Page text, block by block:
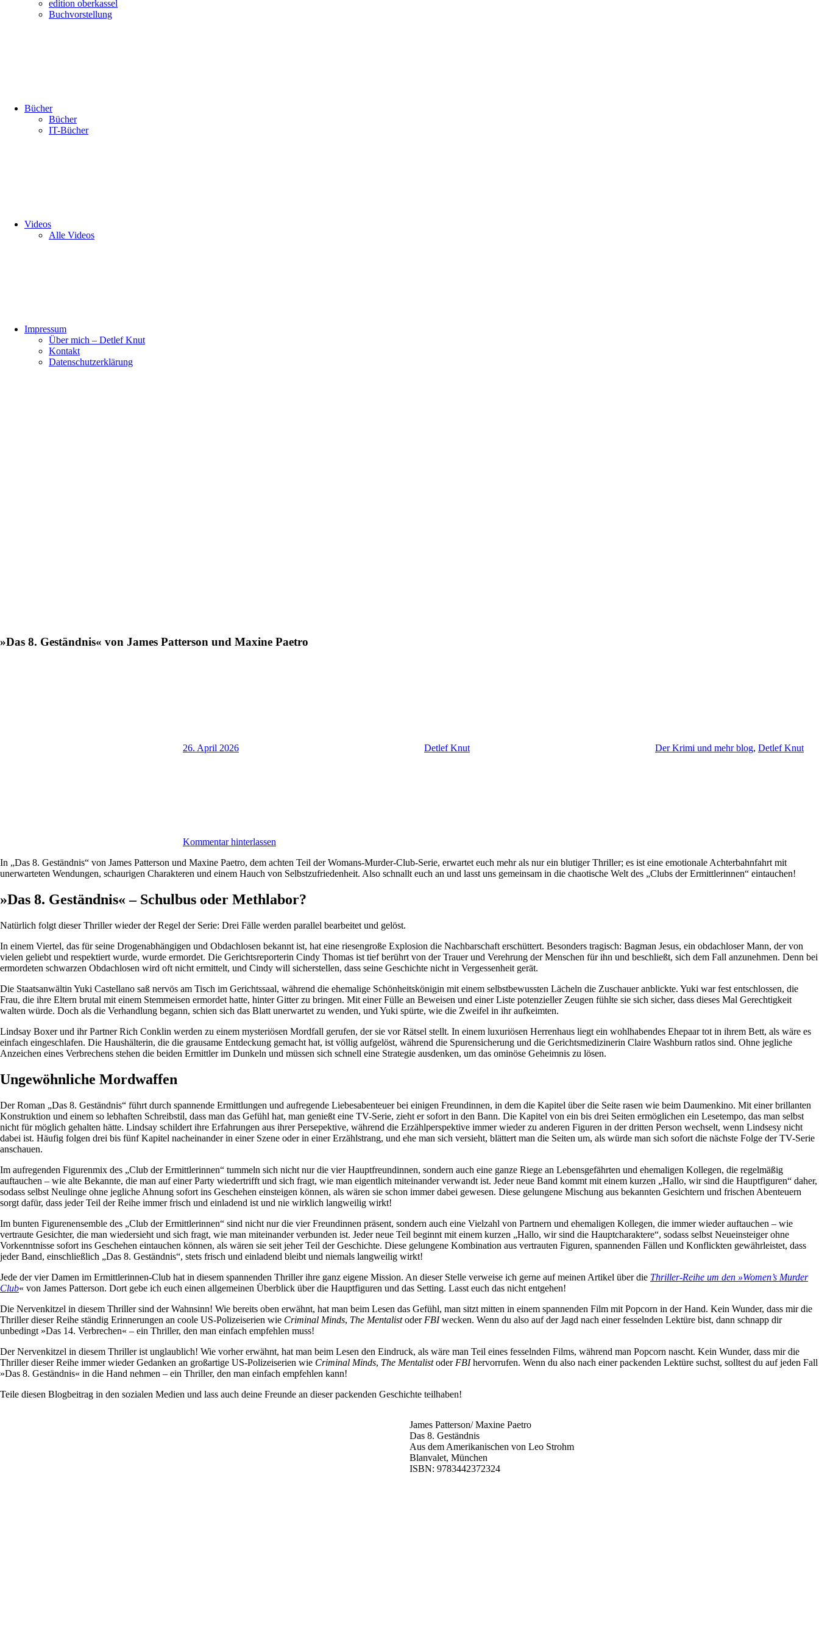
edition oberkassel
Buchvorstellung
Bücher
Bücher
IT-Bücher
Videos
Alle Videos
Impressum
Über mich – Detlef Knut
Kontakt
Datenschutzerklärung
»Das 8. Geständnis« von James Patterson und Maxine Paetro
26. April 2026 Detlef Knut Der Krimi und mehr blog, Detlef Knut
Kommentar hinterlassen
In „Das 8. Geständnis“ von James Patterson und Maxine Paetro, dem achten Teil der Womans-Murder-Club-Serie, erwartet euch mehr als nur ein blutiger Thriller; es ist eine emotionale Achterbahnfahrt mit
unerwarteten Wendungen, schaurigen Charakteren und einem Hauch von Selbstzufriedenheit. Also schnallt euch an und lasst uns gemeinsam in die chaotische Welt des „Clubs der Ermittlerinnen“ eintauchen!
»Das 8. Geständnis« – Schulbus oder Methlabor?
Natürlich folgt dieser Thriller wieder der Regel der Serie: Drei Fälle werden parallel bearbeitet und gelöst.
In einem Viertel, das für seine Drogenabhängigen und Obdachlosen bekannt ist, hat eine riesengroße Explosion die Nachbarschaft erschüttert. Besonders tragisch: Bagman Jesus, ein obdachloser Mann, der von
vielen geliebt und respektiert wurde, wurde ermordet. Die Gerichtsreporterin Cindy Thomas ist tief berührt von der Trauer und Verehrung der Menschen für ihn und beschließt, sich dem Fall anzunehmen. Denn bei
ermordeten schwarzen Obdachlosen wird oft nicht ermittelt, und Cindy will sicherstellen, dass seine Geschichte nicht in Vergessenheit gerät.
Die Staatsanwältin Yuki Castellano saß nervös am Tisch im Gerichtssaal, während die ehemalige Schönheitskönigin mit einem selbstbewussten Lächeln die Zuschauer anblickte. Yuki war fest entschlossen, die
Frau, die ihre Eltern brutal mit einem Stemmeisen ermordet hatte, hinter Gitter zu bringen. Mit einer Fülle an Beweisen und einer Liste potenzieller Zeugen fühlte sie sich sicher, dass dieses Mal Gerechtigkeit
walten würde. Doch als die Verhandlung begann, schien sich das Blatt unerwartet zu wenden, und Yuki spürte, wie die Zweifel in ihr aufkeimten.
Lindsay Boxer und ihr Partner Rich Conklin werden zu einem mysteriösen Mordfall gerufen, der sie vor Rätsel stellt. In einem luxuriösen Herrenhaus liegt ein wohlhabendes Ehepaar tot in ihrem Bett, als wäre es
einfach eingeschlafen. Die Haushälterin, die die grausame Entdeckung gemacht hat, ist völlig aufgelöst, während die Spurensicherung und die Gerichtsmedizinerin Claire Washburn ratlos sind. Ohne jegliche
Anzeichen eines Verbrechens stehen die beiden Ermittler im Dunkeln und müssen sich schnell eine Strategie ausdenken, um das ominöse Geheimnis zu lösen.
Ungewöhnliche Mordwaffen
Der Roman „Das 8. Geständnis“ führt durch spannende Ermittlungen und aufregende Liebesabenteuer bei einigen Freundinnen, in dem die Kapitel über die Seite rasen wie beim Daumenkino. Mit einer brillanten
Konstruktion und einem so lebhaften Schreibstil, dass man das Gefühl hat, man genießt eine TV-Serie, zieht er sofort in den Bann. Die Kapitel von ein bis drei Seiten ermöglichen ein Lesetempo, das man selbst
nicht für möglich gehalten hätte. Lindsay schildert ihre Erfahrungen aus ihrer Persepektive, während die Erzählperspektive immer wieder zu anderen Figuren in der dritten Person wechselt, wenn Lindsesy nicht
dabei ist. Häufig folgen drei bis fünf Kapitel nacheinander in einer Szene oder in einer Erzählstrang, und ehe man sich versieht, blättert man die Seiten um, als würde man sich sofort die nächste Folge der TV-Serie
anschauen.
Im aufregenden Figurenmix des „Club der Ermittlerinnen“ tummeln sich nicht nur die vier Hauptfreundinnen, sondern auch eine ganze Riege an Lebensgefährten und ehemaligen Kollegen, die regelmäßig
auftauchen – wie alte Bekannte, die man auf einer Party wiedertrifft und sich fragt, wie man eigentlich miteinander verwandt ist. Jeder neue Band kommt mit einem kurzen „Hallo, wir sind die Hauptfiguren“ daher,
sodass selbst Neulinge ohne jegliche Ahnung sofort ins Geschehen einsteigen können, als wären sie schon immer dabei gewesen. Diese gelungene Mischung aus bekannten Gesichtern und frischen Abenteuern
sorgt dafür, dass jeder Teil der Reihe immer frisch und einladend ist und nie wirklich langweilig wirkt!
Im bunten Figurenensemble des „Club der Ermittlerinnen“ sind nicht nur die vier Freundinnen präsent, sondern auch eine Vielzahl von Partnern und ehemaligen Kollegen, die immer wieder auftauchen – wie
vertraute Gesichter, die man wiedersieht und sich fragt, wie man miteinander verbunden ist. Jeder neue Teil beginnt mit einem kurzen „Hallo, wir sind die Hauptcharaktere“, sodass selbst Neueinsteiger ohne
Vorkenntnisse sofort ins Geschehen eintauchen können, als wären sie seit jeher Teil der Geschichte. Diese gelungene Kombination aus vertrauten Figuren, spannenden Fällen und Konflickten gewährleistet, dass
jeder Band, einschließlich „Das 8. Geständnis“, stets frisch und einladend bleibt und niemals langweilig wirkt!
Jede der vier Damen im Ermittlerinnen-Club hat in diesem spannenden Thriller ihre ganz eigene Mission. An dieser Stelle verweise ich gerne auf meinen Artikel über die Thriller-Reihe um den »Women’s Murder
Club« von James Patterson. Dort gebe ich euch einen allgemeinen Überblick über die Hauptfiguren und das Setting. Lasst euch das nicht entgehen!
Die Nervenkitzel in diesem Thriller sind der Wahnsinn! Wie bereits oben erwähnt, hat man beim Lesen das Gefühl, man sitzt mitten in einem spannenden Film mit Popcorn in der Hand. Kein Wunder, dass mir die
Thriller dieser Reihe ständig Erinnerungen an coole US-Polizeiserien wie Criminal Minds, The Mentalistoder FBIwecken. Wenn du also auf der Jagd nach einer fesselnden Lektüre bist, dann schnapp dir
unbedingt »Das 14. Verbrechen« – ein Thriller, den man einfach empfehlen muss!
Der Nervenkitzel in diesem Thriller ist unglaublich! Wie vorher erwähnt, hat man beim Lesen den Eindruck, als wäre man Teil eines fesselnden Films, während man Popcorn nascht. Kein Wunder, dass mir die
Thriller dieser Reihe immer wieder Gedanken an großartige US-Polizeiserien wie Criminal Minds, The Mentalistoder FBIhervorrufen. Wenn du also nach einer packenden Lektüre suchst, solltest du auf jeden Fall
»Das 8. Geständnis« in die Hand nehmen – ein Thriller, den man einfach empfehlen kann!
Teile diesen Blogbeitrag in den sozialen Medien und lass auch deine Freunde an dieser packenden Geschichte teilhaben!
James Patterson/ Maxine Paetro
Das 8. Geständnis
Aus dem Amerikanischen von Leo Strohm
Blanvalet, München
ISBN: 9783442372324